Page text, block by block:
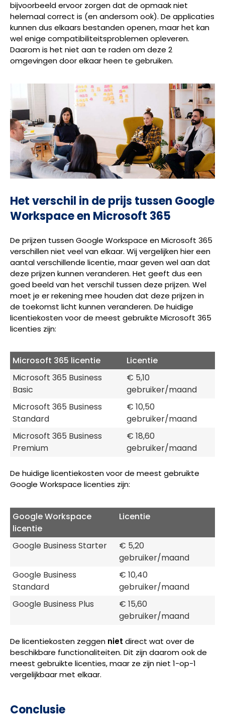
bijvoorbeeld ervoor zorgen dat de opmaak niet
helemaal correct is (en andersom ook). De applicaties
kunnen dus elkaars bestanden openen, maar het kan
wel enige compatibiliteitsproblemen opleveren.
Daarom is het niet aan te raden om deze 2
omgevingen door elkaar heen te gebruiken.
Het verschil in de prijs tussen Google
Workspace en Microsoft 365
De prijzen tussen Google Workspace en Microsoft 365
verschillen niet veel van elkaar. Wij vergelijken hier een
aantal verschillende licentie, maar geven wel aan dat
deze prijzen kunnen veranderen. Het geeft dus een
goed beeld van het verschil tussen deze prijzen. Wel
moet je er rekening mee houden dat deze prijzen in
de toekomst licht kunnen veranderen. De huidige
licentiekosten voor de meest gebruikte Microsoft 365
licenties zijn:
Microsoft 365 licentie
Licentie
Microsoft 365 Business
Basic
€ 5,10
gebruiker/maand
Microsoft 365 Business
Standard
€ 10,50
gebruiker/maand
Microsoft 365 Business
Premium
€ 18,60
gebruiker/maand
De huidige licentiekosten voor de meest gebruikte
Google Workspace licenties zijn:
Google Workspace
licentie
Licentie
Google Business Starter
€ 5,20
gebruiker/maand
Google Business
Standard
€ 10,40
gebruiker/maand
Google Business Plus
€ 15,60
gebruiker/maand
De licentiekosten zeggen niet direct wat over de
beschikbare functionaliteiten. Dit zijn daarom ook de
meest gebruikte licenties, maar ze zijn niet 1-op-1
vergelijkbaar met elkaar.
Conclusie